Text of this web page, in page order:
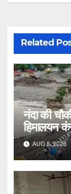
Related
नंदा की
हिमालयन
भी एक्शन
AUG 8, 2026